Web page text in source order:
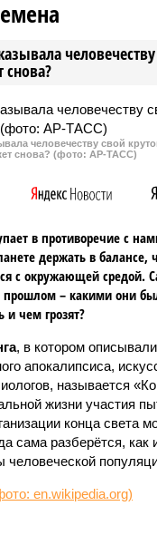
снова?
человечеству свой
снова? (фото: АР-ТАСС)
в противоречие с
держать в балансе,
с окружающей средой.
прошлом – какими они
и чем грозят?
, в котором
апокалипсиса,
называется
жизни участия
конца света
сама разберётся, как